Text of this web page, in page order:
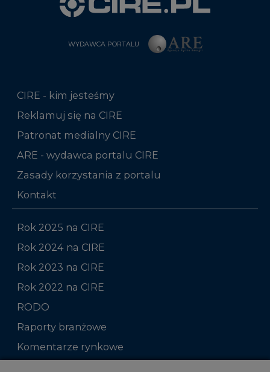
WYDAWCA PORTALU
CIRE - kim jesteśmy
Reklamuj się na CIRE
Patronat medialny CIRE
ARE - wydawca portalu CIRE
Zasady korzystania z portalu
Kontakt
Rok 2025 na CIRE
Rok 2024 na CIRE
Rok 2023 na CIRE
Rok 2022 na CIRE
RODO
Raporty branżowe
Komentarze rynkowe